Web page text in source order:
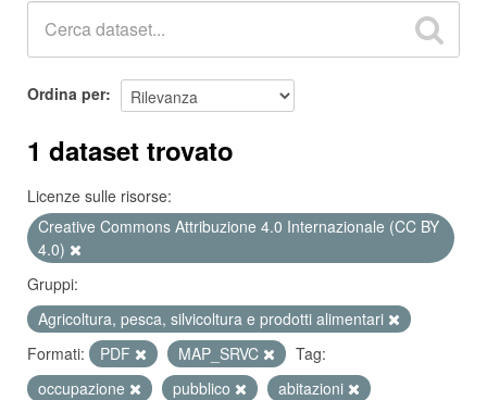
Ordina per
1 dataset trovato
Licenze sulle risorse:
Creative Commons Attribuzione 4.0 Internazionale (CC BY
4.0)
Gruppi:
Agricoltura, pesca, silvicoltura e prodotti alimentari
Formati:
PDF MAP_SRVC
Tag:
occupazione
pubblico
abitazioni